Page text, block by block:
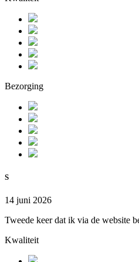
Bezorging
S
14 juni 2026
Tweede keer dat ik via de website
Kwaliteit